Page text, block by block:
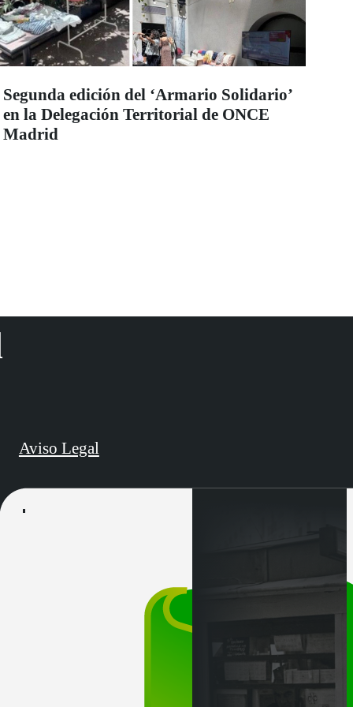
Segunda edición del ‘Armario Solidario’
en la Delegación Territorial de ONCE
Madrid
Aviso Legal